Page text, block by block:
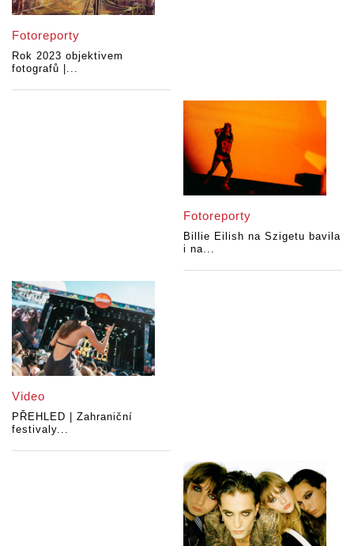
Fotoreporty
Rok 2023 objektivem
fotografů |...
Fotoreporty
Billie Eilish na Szigetu bavila
i na...
Video
PŘEHLED | Zahraniční
festivaly...